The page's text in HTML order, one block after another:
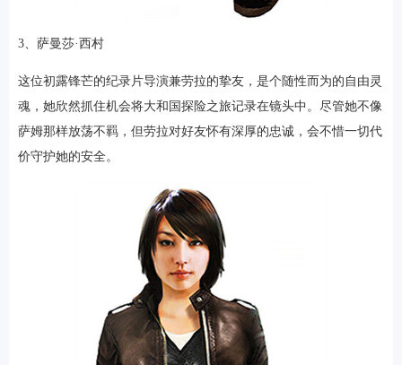
3、萨曼莎·西村
这位初露锋芒的纪录片导演兼劳拉的挚友，是个随性而为的自由灵
魂，她欣然抓住机会将大和国探险之旅记录在镜头中。尽管她不像
萨姆那样放荡不羁，但劳拉对好友怀有深厚的忠诚，会不惜一切代
价守护她的安全。